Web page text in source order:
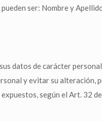
ser: Nombre y
datos de carácter
y evitar su alteración,
según el Art. 32